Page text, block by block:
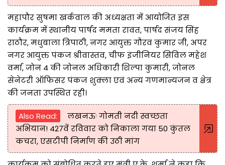
महापौर सुषमा खर्कवाल की अध्यक्षता में आयोजित इस
कार्यक्रम में स्थानीय पार्षद ममता रावत, पार्षद संजय सिंह
राठौर, मधुबाला त्रिपाठी, नगर आयुक्त गौरव कुमार जी, अपर
नगर आयुक्त पंकज श्रीवास्तव, चीफ इंजीनियर सिविल महेश
वर्मा, जोन 4 की जोनल अधिकारी शिल्पा कुमारी, जोनल
सेनेटरी ऑफिसर पंकज शुक्ला एवं अन्य गणमान्यजन व क्षेत्र
की जनता उपस्थित रही।
Also Read:
लखनऊः गोमती नदी स्वच्छता
अभियान! 427वें रविवार को निकाला गया 50 कुंतल
कचरा, एसटीपी निर्माण की उठी मांग